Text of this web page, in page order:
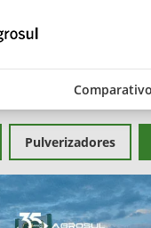
Comparativo
Pulverizadores